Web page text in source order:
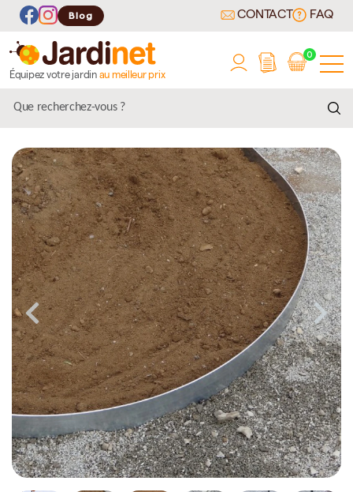
Blog CONTACT FAQ
Équipez votre jardin au meilleur prix
0